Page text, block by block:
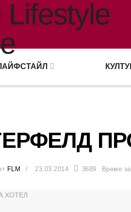
FLM 23.03.2014 3689 Време